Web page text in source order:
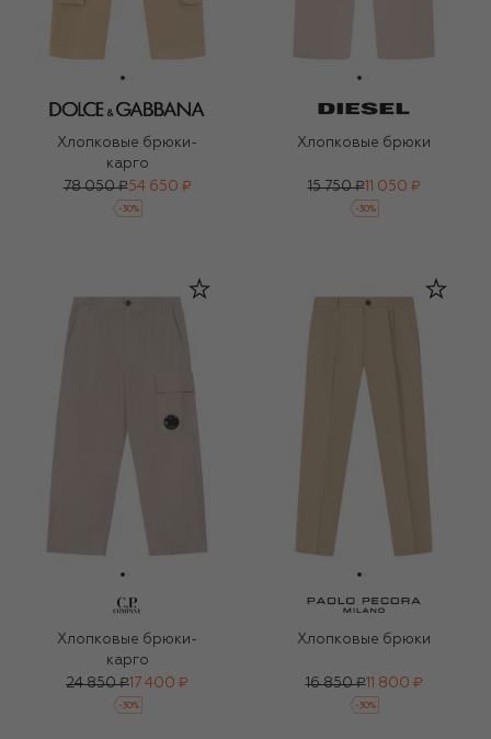
Хлопковые брюки-
карго
78 050 ₽54 650 ₽
-30%
Хлопковые брюки
15 750 ₽11 050 ₽
-30%
Хлопковые брюки-
карго
24 850 ₽ 17 400 ₽
-30%
Хлопковые брюки
16 850 ₽11 800 ₽
-30%